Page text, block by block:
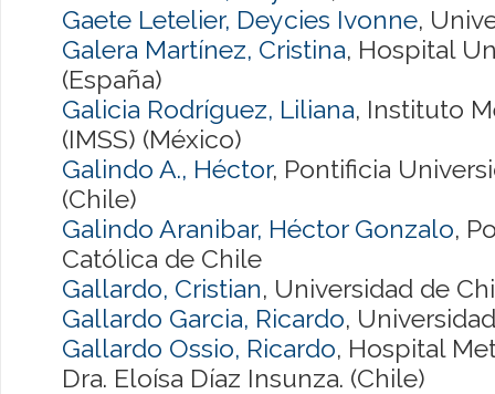
Gaete Letelier, Deycies Ivonne,
Galera Martínez, Cristina, Hospital
(España)
Galicia Rodríguez, Liliana, Instituto
(IMSS) (México)
Galindo A., Héctor, Pontificia
(Chile)
Galindo Aranibar, Héctor Gonzalo,
Católica de Chile
Gallardo, Cristian, Universidad de
Gallardo Garcia, Ricardo,
Gallardo Ossio, Ricardo, Hospital
Dra. Eloísa Díaz Insunza. (Chile)